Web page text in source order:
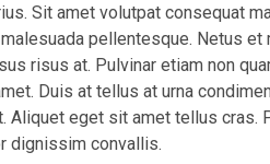
Sit amet volutpat consequat
pellentesque. Netus et
risus at. Pulvinar etiam non
Duis at tellus at urna
Aliquet eget sit amet tellus cras.
dignissim convallis.